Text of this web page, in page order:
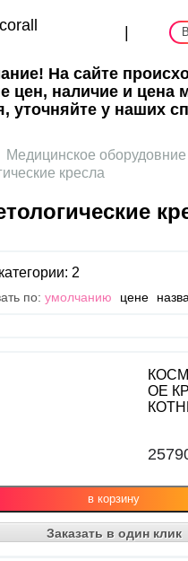
|
На сайте
цен, наличие и цена
уточняйте у наших
Медицинское оборудовние
кресла
2
по: умолчанию цене
ОЕ
Заказать в один клик